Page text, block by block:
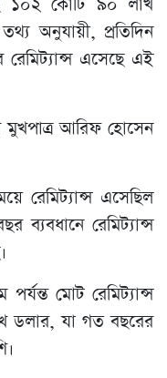
১০২ কোটি ৯০ লাখ
অনুযায়ী, প্রতিদিন
এসেছে এই
মুখপাত্র আরিফ হোসেন
রেমিট্যান্স এসেছিল
রেমিট্যান্স
মোট রেমিট্যান্স
ডলার, যা গত বছরের